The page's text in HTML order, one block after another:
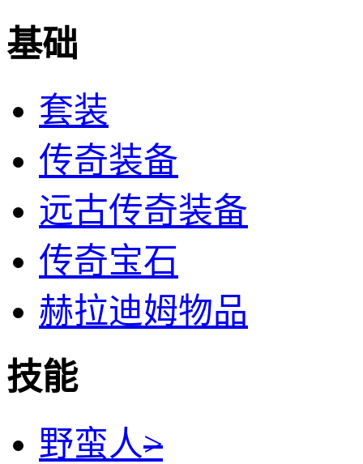
基础
套装
传奇装备
远古传奇装备
传奇宝石
赫拉迪姆物品
技能
野蛮人>